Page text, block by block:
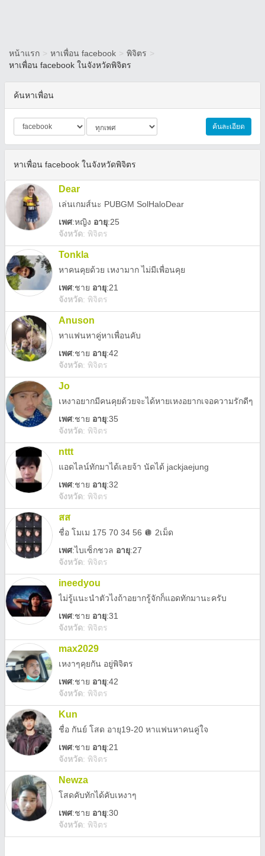
หน้าแรก > หาเพื่อน facebook > พิจิตร >
หาเพื่อน facebook ในจังหวัดพิจิตร
ค้นหาเพื่อน
ค้นละเอียด
หาเพื่อน facebook ในจังหวัดพิจิตร
Dear
เล่น​เกมส์​นะ PUBGM SolHaloDear
เพศ:หญิง อายุ:25
จังหวัด: พิจิตร
Tonkla
หาคนคุยด้วย เหงามาก ไม่มีเพื่อนคุย
เพศ:ชาย อายุ:21
จังหวัด: พิจิตร
Anuson
หาแฟนหาคู่หาเพื่อนคับ
เพศ:ชาย อายุ:42
จังหวัด: พิจิตร
Jo
เหงาอยากมีคนคุยด้วยจะได้หายเหงอยากเจอความรักดีๆ
เพศ:ชาย อายุ:35
จังหวัด: พิจิตร
nttt
แอดไลน์ทักมาได้เลยจ้า นัดได้ jackjaejung
เพศ:ชาย อายุ:32
จังหวัด: พิจิตร
สส
ชื่อ โมเม 175 70 34 56 🪩 2เม็ด
เพศ:ไบเซ็กชวล อายุ:27
จังหวัด: พิจิตร
ineedyou
ไม่รู้แนะนำตัวไงถ้าอยากรู้จักก็แอดทักมานะครับ
เพศ:ชาย อายุ:31
จังหวัด: พิจิตร
max2029
เหงาๆคุยกัน อยู่พิจิตร
เพศ:ชาย อายุ:42
จังหวัด: พิจิตร
Kun
ชื่อ กันย์ โสด อายุ19-20 หาแฟนหาคนคู่ใจ
เพศ:ชาย อายุ:21
จังหวัด: พิจิตร
Newza
โสดคับทักได้คับเหงาๆ
เพศ:ชาย อายุ:30
จังหวัด: พิจิตร